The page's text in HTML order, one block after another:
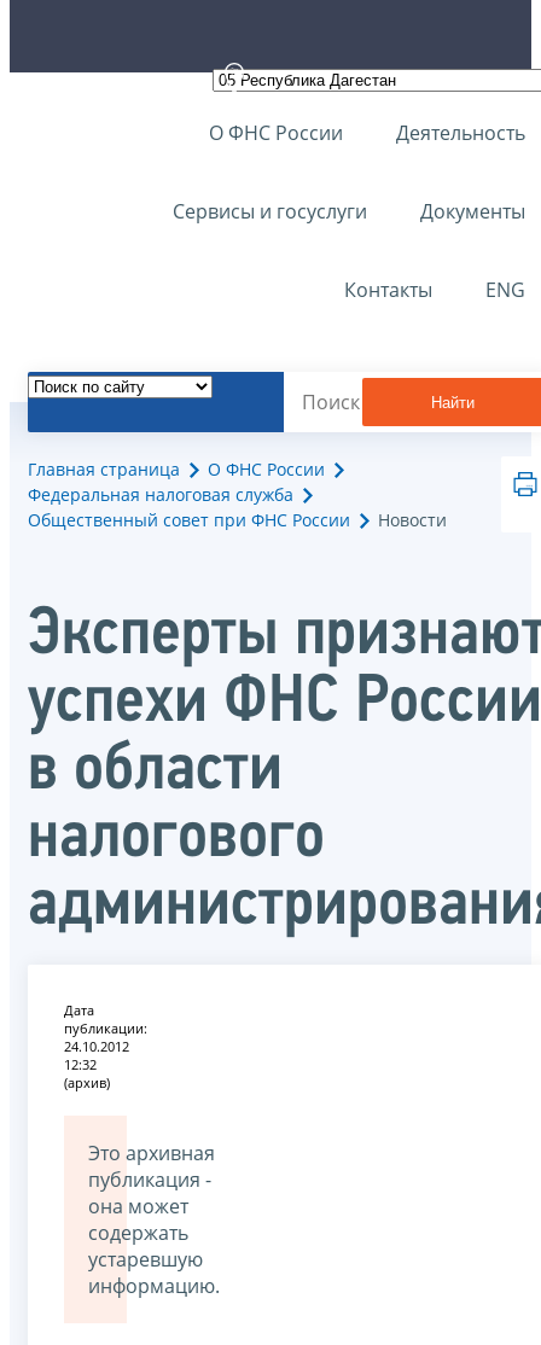
О ФНС России Деятельность
Сервисы и госуслуги Документы
Контакты ENG
Найти
Главная страница
О ФНС России
Федеральная налоговая служба
Общественный совет при ФНС России
Новости
Эксперты
успехи ФНС России
в области
налогового
Дата
публикации:
24.10.2012
12:32
(архив)
Это архивная
публикация -
она может
содержать
устаревшую
информацию.